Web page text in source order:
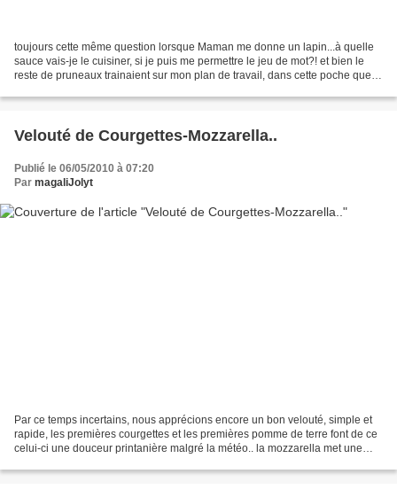
toujours cette même question lorsque Maman me donne un lapin...à quelle
sauce vais-je le cuisiner, si je puis me permettre le jeu de mot?! et bien le
reste de pruneaux trainaient sur mon plan de travail, dans cette poche que je
Velouté de Courgettes-Mozzarella..
Publié le 06/05/2010 à 07:20
Par magaliJolyt
Par ce temps incertains, nous apprécions encore un bon velouté, simple et
rapide, les premières courgettes et les premières pomme de terre font de ce
celui-ci une douceur printanière malgré la météo.. la mozzarella met une